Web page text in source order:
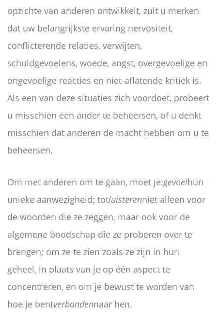
opzichte van anderen ontwikkelt, zult u merken
dat uw belangrijkste ervaring nervositeit,
conflicterende relaties, verwijten,
schuldgevoelens, woede, angst, overgevoelige en
ongevoelige reacties en niet-aflatende kritiek is.
Als een van deze situaties zich voordoet, probeert
u misschien een ander te beheersen, of u denkt
misschien dat anderen de macht hebben om u te
beheersen.
Om met anderen om te gaan, moet je:gevoelhun
unieke aanwezigheid; totluisterenniet alleen voor
de woorden die ze zeggen, maar ook voor de
algemene boodschap die ze proberen over te
brengen; om ze te zien zoals ze zijn in hun
geheel, in plaats van je op één aspect te
concentreren, en om je bewust te worden van
hoe je bentverbondennaar hen.